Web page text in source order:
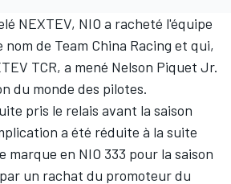
NEXTEV, NIO a racheté l'équipe
de Team China Racing et qui,
TCR, a mené Nelson Piquet Jr.
du monde des pilotes.
pris le relais avant la saison
a été réduite à la suite
marque en NIO 333 pour la saison
un rachat du promoteur du